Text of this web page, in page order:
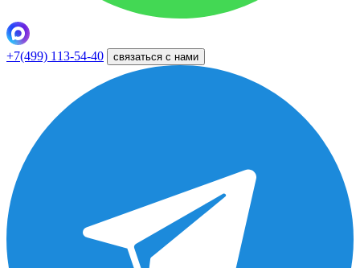
+7(499) 113-54-40 связаться с нами